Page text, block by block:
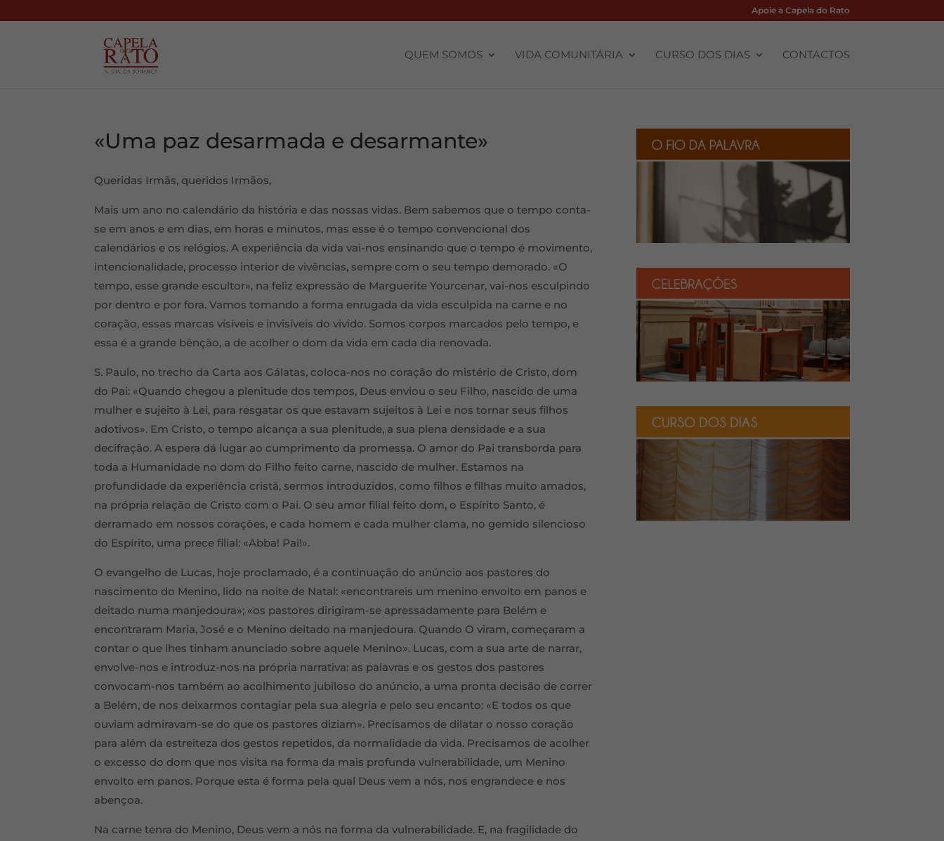
Apoie a Capela do Rato
QUEM SOMOS VIDA COMUNITÁRIA CURSO DOS DIAS CONTACTOS
«Uma paz desarmada e desarmante»
Queridas Irmãs, queridos Irmãos,
Mais um ano no calendário da história e das nossas vidas. Bem sabemos que o tempo conta-
se em anos e em dias, em horas e minutos, mas esse é o tempo convencional dos
calendários e os relógios. A experiência da vida vai-nos ensinando que o tempo é movimento,
intencionalidade, processo interior de vivências, sempre com o seu tempo demorado. «O
tempo, esse grande escultor», na feliz expressão de Marguerite Yourcenar, vai-nos esculpindo
por dentro e por fora. Vamos tomando a forma enrugada da vida esculpida na carne e no
coração, essas marcas visíveis e invisíveis do vivido. Somos corpos marcados pelo tempo, e
essa é a grande bênção, a de acolher o dom da vida em cada dia renovada.
S. Paulo, no trecho da Carta aos Gálatas, coloca-nos no coração do mistério de Cristo, dom
do Pai: «Quando chegou a plenitude dos tempos, Deus enviou o seu Filho, nascido de uma
mulher e sujeito à Lei, para resgatar os que estavam sujeitos à Lei e nos tornar seus filhos
adotivos». Em Cristo, o tempo alcança a sua plenitude, a sua plena densidade e a sua
decifração. A espera dá lugar ao cumprimento da promessa. O amor do Pai transborda para
toda a Humanidade no dom do Filho feito carne, nascido de mulher. Estamos na
profundidade da experiência cristã, sermos introduzidos, como filhos e filhas muito amados,
na própria relação de Cristo com o Pai. O seu amor filial feito dom, o Espírito Santo, é
derramado em nossos corações, e cada homem e cada mulher clama, no gemido silencioso
do Espírito, uma prece filial: «Abba! Pai!».
O evangelho de Lucas, hoje proclamado, é a continuação do anúncio aos pastores do
nascimento do Menino, lido na noite de Natal: «encontrareis um menino envolto em panos e
deitado numa manjedoura»; «os pastores dirigiram-se apressadamente para Belém e
encontraram Maria, José e o Menino deitado na manjedoura. Quando O viram, começaram a
contar o que lhes tinham anunciado sobre aquele Menino». Lucas, com a sua arte de narrar,
envolve-nos e introduz-nos na própria narrativa: as palavras e os gestos dos pastores
convocam-nos também ao acolhimento jubiloso do anúncio, a uma pronta decisão de correr
a Belém, de nos deixarmos contagiar pela sua alegria e pelo seu encanto: «E todos os que
ouviam admiravam-se do que os pastores diziam». Precisamos de dilatar o nosso coração
para além da estreiteza dos gestos repetidos, da normalidade da vida. Precisamos de acolher
o excesso do dom que nos visita na forma da mais profunda vulnerabilidade, um Menino
envolto em panos. Porque esta é forma pela qual Deus vem a nós, nos engrandece e nos
abençoa.
Na carne tenra do Menino, Deus vem a nós na forma da vulnerabilidade. E, na fragilidade do